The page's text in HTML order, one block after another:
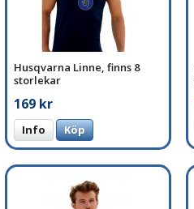
Husqvarna Linne, finns 8
storlekar
169 kr
Info Köp